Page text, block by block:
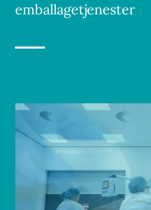
emballagetjenester